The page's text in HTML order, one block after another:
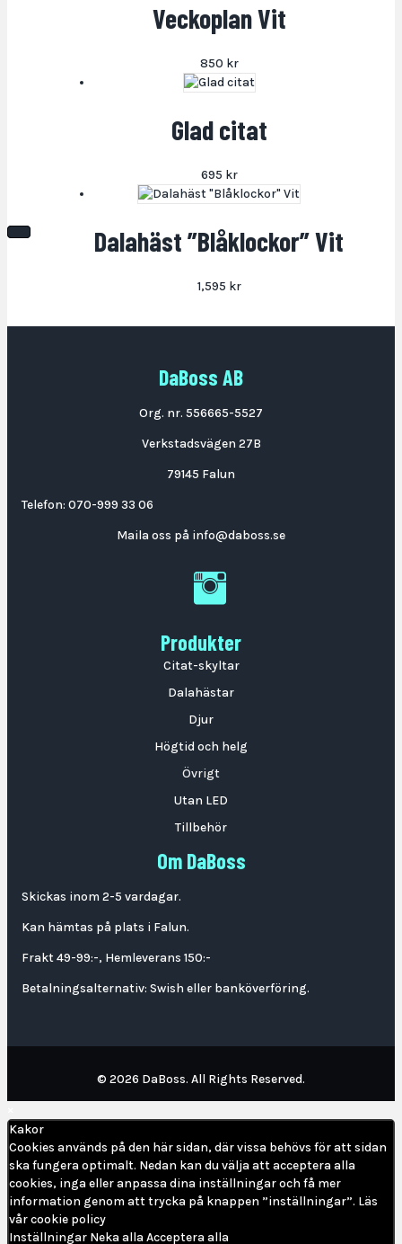
Veckoplan Vit
850 kr
Glad citat
695 kr
Dalahäst ”Blåklockor” Vit
1,595 kr
DaBoss AB
Org. nr. 556665-5527
Verkstadsvägen 27B
79145 Falun
Telefon: 070-999 33 06
Maila oss på info@daboss.se
Produkter
Citat-skyltar
Dalahästar
Djur
Högtid och helg
Övrigt
Utan LED
Tillbehör
Om DaBoss
Skickas inom 2-5 vardagar.
Kan hämtas på plats i Falun.
Frakt 49-99:-, Hemleverans 150:-
Betalningsalternativ: Swish eller banköverföring.
© 2026 DaBoss. All Rights Reserved.
Kakor
Cookies används på den här sidan, där vissa behövs för att sidan
ska fungera optimalt. Nedan kan du välja att acceptera alla
cookies, inga eller anpassa dina inställningar och få mer
information genom att trycka på knappen ”inställningar”. Läs
vår cookie policy
Inställningar Neka alla Acceptera alla